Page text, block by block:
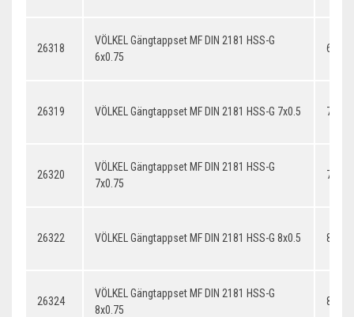
26318
VÖLKEL Gängtappset MF DIN 2181 HSS-G
6x0.75
26319 VÖLKEL Gängtappset MF DIN 2181 HSS-G 7x0.5 7x0.5
26320
VÖLKEL Gängtappset MF DIN 2181 HSS-G
7x0.75
26322 VÖLKEL Gängtappset MF DIN 2181 HSS-G 8x0.5 8x0.5
26324
VÖLKEL Gängtappset MF DIN 2181 HSS-G
8x0.75